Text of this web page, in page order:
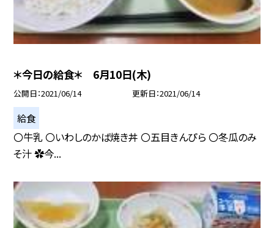
＊今日の給食＊ 6月10日(木)
公開日 2021/06/14 更新日 2021/06/14
給食
〇牛乳 〇いわしのかば焼き丼 〇五目きんぴら 〇冬瓜のみ
そ汁 ✿今...